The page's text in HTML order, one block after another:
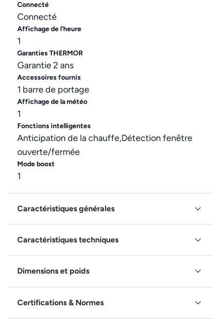
Connecté
Connecté
Affichage de l'heure
1
Garanties THERMOR
Garantie 2 ans
Accessoires fournis
1 barre de portage
Affichage de la météo
1
Fonctions intelligentes
Anticipation de la chauffe,Détection fenêtre
ouverte/fermée
Mode boost
1
Caractéristiques générales
Caractéristiques techniques
Dimensions et poids
Certifications & Normes